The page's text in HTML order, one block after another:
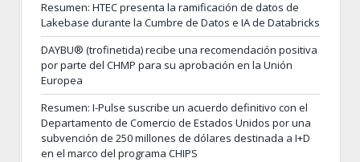
Resumen: HTEC presenta la ramificación de datos de
Lakebase durante la Cumbre de Datos e IA de Databricks
DAYBU® (trofinetida) recibe una recomendación positiva
por parte del CHMP para su aprobación en la Unión
Europea
Resumen: I-Pulse suscribe un acuerdo definitivo con el
Departamento de Comercio de Estados Unidos por una
subvención de 250 millones de dólares destinada a I+D
en el marco del programa CHIPS